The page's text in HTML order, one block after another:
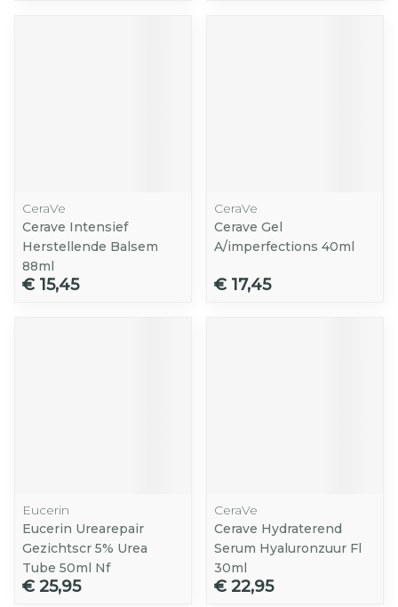
CeraVe
Cerave Intensief
Herstellende Balsem
88ml
€ 15,45
CeraVe
Cerave Gel
A/imperfections 40ml
€ 17,45
Eucerin
Eucerin Urearepair
Gezichtscr 5% Urea
Tube 50ml Nf
€ 25,95
CeraVe
Cerave Hydraterend
Serum Hyaluronzuur Fl
30ml
€ 22,95